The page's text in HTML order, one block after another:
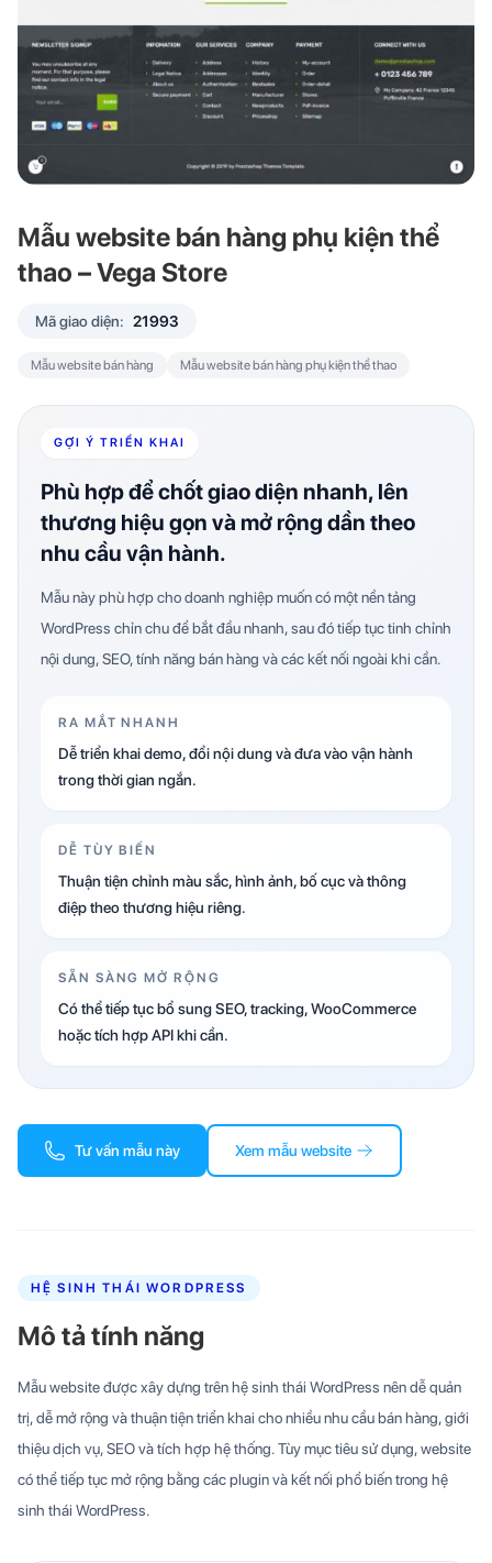
Mẫu website bán hàng phụ kiện thể
thao – Vega Store
Mã giao diện: 21993
Mẫu website bán hàng Mẫu website bán hàng phụ kiện thể thao
GỢI Ý TRIỂN KHAI
Phù hợp để chốt giao diện nhanh, lên
thương hiệu gọn và mở rộng dần theo
nhu cầu vận hành.
Mẫu này phù hợp cho doanh nghiệp muốn có một nền tảng
WordPress chỉn chu để bắt đầu nhanh, sau đó tiếp tục tinh chỉnh
nội dung, SEO, tính năng bán hàng và các kết nối ngoài khi cần.
RA MẮT NHANH
Dễ triển khai demo, đổi nội dung và đưa vào vận hành
trong thời gian ngắn.
DỄ TÙY BIẾN
Thuận tiện chỉnh màu sắc, hình ảnh, bố cục và thông
điệp theo thương hiệu riêng.
SẴN SÀNG MỞ RỘNG
Có thể tiếp tục bổ sung SEO, tracking, WooCommerce
hoặc tích hợp API khi cần.
Tư vấn mẫu này Xem mẫu website
HỆ SINH THÁI WORDPRESS
Mô tả tính năng
Mẫu website được xây dựng trên hệ sinh thái WordPress nên dễ quản
trị, dễ mở rộng và thuận tiện triển khai cho nhiều nhu cầu bán hàng, giới
thiệu dịch vụ, SEO và tích hợp hệ thống. Tùy mục tiêu sử dụng, website
có thể tiếp tục mở rộng bằng các plugin và kết nối phổ biến trong hệ
sinh thái WordPress.